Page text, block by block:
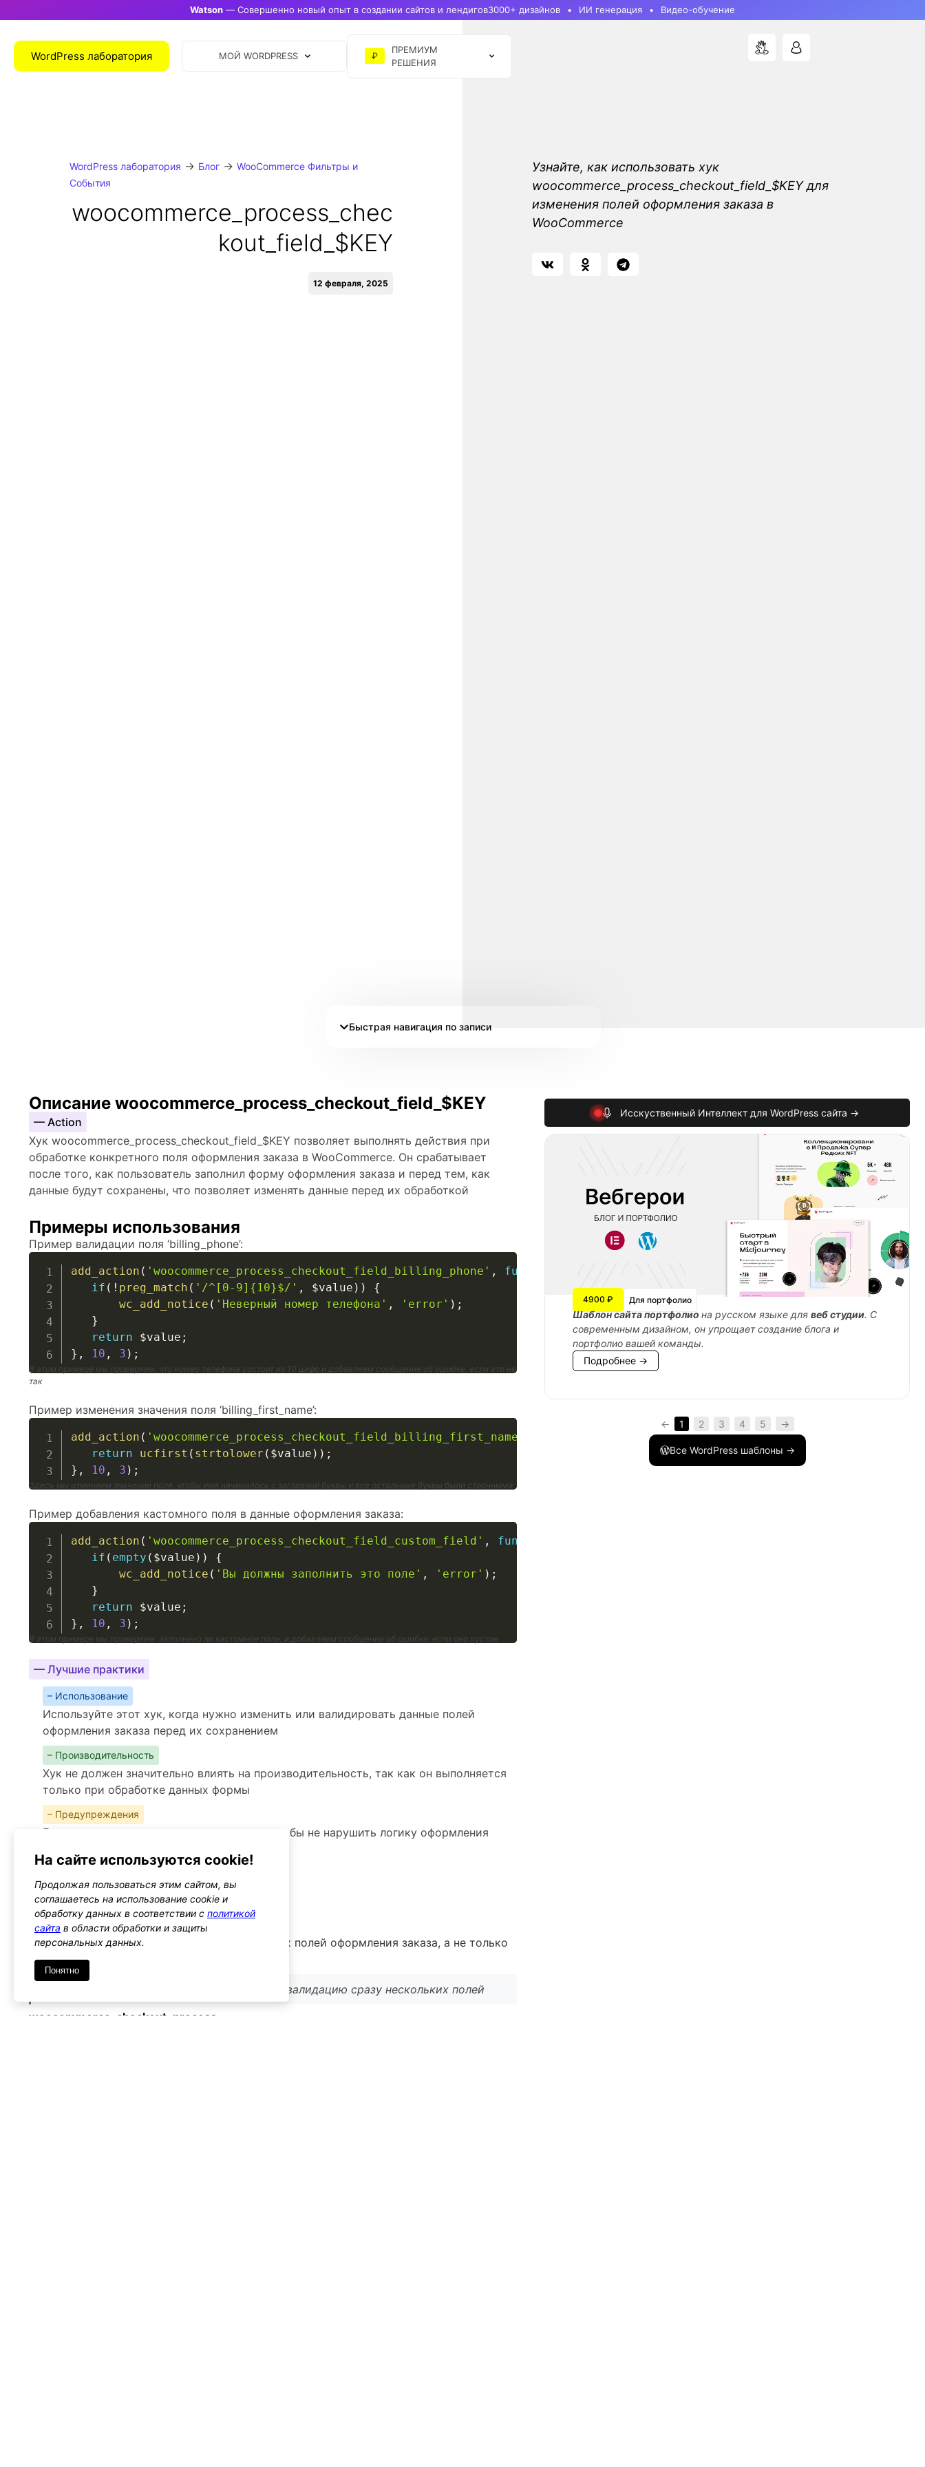
Watson — Совершенно новый опыт в создании сайтов и лендигов3000+ дизайнов ИИ генерация Видео-обучение
WordPress лаборатория МОЙ WORDPRESS ₽
ПРЕМИУМ
РЕШЕНИЯ
WordPress лаборатория → Блог→ WooCommerce Фильтры и
События
woocommerce_process_chec
kout_field_$KEY
12 февраля, 2025
Узнайте, как использовать хук
woocommerce_process_checkout_field_$KEY для
изменения полей оформления заказа в
WooCommerce
Быстрая навигация по записи
Описание woocommerce_process_checkout_field_$KEY
— Action
Хук woocommerce_process_checkout_field_$KEY позволяет выполнять действия при
обработке конкретного поля оформления заказа в WooCommerce. Он срабатывает
после того, как пользователь заполнил форму оформления заказа и перед тем, как
данные будут сохранены, что позволяет изменять данные перед их обработкой
Примеры использования
Пример валидации поля ‘billing_phone’:
add_action ( 'woocommerce_process_checkout_field_billing_phone' , function $value $key
if ( ! preg_match ( '/^[0-9]{10}$/' , $value ) )
{
wc_add_notice ( 'Неверный номер телефона' , 'error' ) ;
}
return
$value ;
} , 10 , 3 ) ;
В этом примере мы проверяем, что номер телефона состоит из 10 цифр и добавляем сообщение об ошибке, если это не
так
Пример изменения значения поля ‘billing_first_name’:
add_action ( 'woocommerce_process_checkout_field_billing_first_name' $key, $data) {
return
ucfirst ( strtolower ( $value ) ) ;
} , 10 , 3 ) ;
Здесь мы изменяем значение поля, чтобы имя начиналось с заглавной буквы и все остальные буквы были строчными
Пример добавления кастомного поля в данные оформления заказа:
add_action ( 'woocommerce_process_checkout_field_custom_field' , function
if ( empty ( $value ) )
{
wc_add_notice ( 'Вы должны заполнить это поле' , 'error' ) ;
}
return
$value ;
} , 10 , 3 ) ;
В этом примере мы проверяем, заполнено ли кастомное поле, и добавляем сообщение об ошибке, если оно пустое
— Лучшие практики
– Использование
Используйте этот хук, когда нужно изменить или валидировать данные полей
оформления заказа перед их сохранением
– Производительность
Хук не должен значительно влиять на производительность, так как он выполняется
только при обработке данных формы
– Предупреждения
Будьте аккуратны с изменением данных, чтобы не нарушить логику оформления
Альтернативы
woocommerce_after_checkout_validation
Тип: action
Этот хук позволяет выполнять валидацию всех полей оформления заказа, а не только
конкретного поля
Используйте его, если требуется проводить валидацию сразу нескольких полей
woocommerce_checkout_process
Исскуственный Интеллект для WordPress сайта →
4900 ₽ Для портфолио
Шаблон сайта портфолиона русском языке длявеб студии. С
современным дизайном, он упрощает создание блога и
портфолио вашей команды.
Подробнее →
← 1 2 3 4 5 →
Все WordPress шаблоны →
На сайте используются cookie!
Продолжая пользоваться этим сайтом, вы
соглашаетесь на использование cookie и
обработку данных в соответствии с политикой
сайта в области обработки и защиты
персональных данных.
Понятно